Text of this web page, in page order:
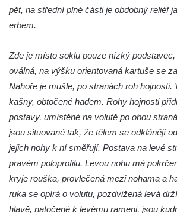
Zemědělský dvůr zvaný Ovčín čp. 26 v
Sluneční hodiny u domu čp. 14 v
Chlumčanech
Dělnický dům ve Veltěži
Kleinův statek v Konětopech
Památník bývalého nádraží Strupčice
zaniklé místní železniční dráhy Počerady –
Vrskmaň
Fara u kostela svaté Kateřiny Alexandrijské
ve Sloupu v Čechách
pět, na střední plné části je obdobný reliéf
erbem.
Zde je místo soklu pouze nízký
oválná, na výšku orientovaná kartuše se
Nahoře je mušle, po stranách roh hojnosti.
kašny, obtočené hadem. Rohy hojnosti
postavy, umístěné na volutě po obou
jsou situované tak, že tělem se odklánějí
jejich nohy k ní směřují. Postava na levé
pravém poloprofilu. Levou nohu má
kryje rouška, provlečená mezi nohama a
ruka se opírá o volutu, pozdvižená levá
hlavě, natočené k levému rameni, jsou